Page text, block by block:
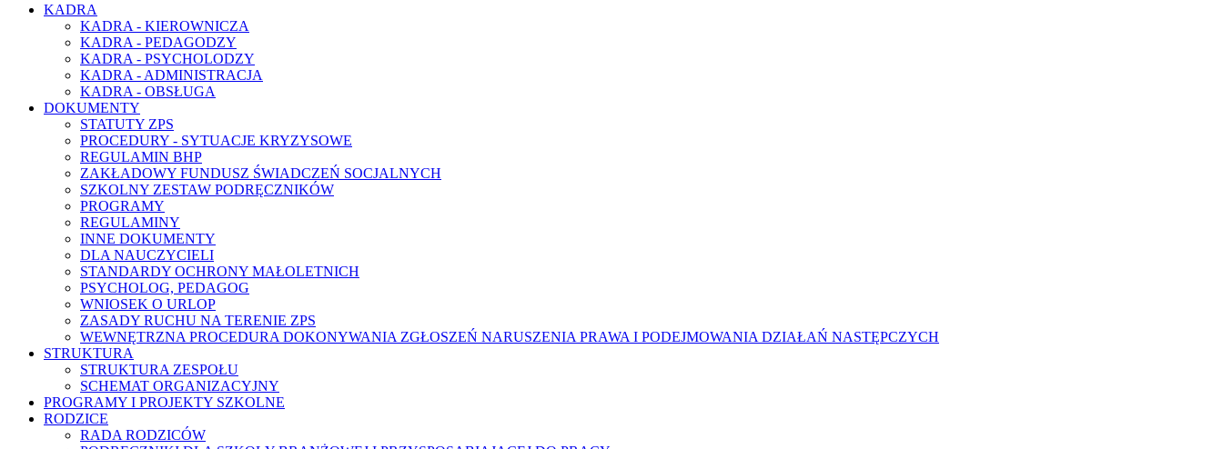
KADRA
KADRA - KIEROWNICZA
KADRA - PEDAGODZY
KADRA - PSYCHOLODZY
KADRA - ADMINISTRACJA
KADRA - OBSŁUGA
DOKUMENTY
STATUTY ZPS
PROCEDURY - SYTUACJE KRYZYSOWE
REGULAMIN BHP
ZAKŁADOWY FUNDUSZ ŚWIADCZEŃ SOCJALNYCH
SZKOLNY ZESTAW PODRĘCZNIKÓW
PROGRAMY
REGULAMINY
INNE DOKUMENTY
DLA NAUCZYCIELI
STANDARDY OCHRONY MAŁOLETNICH
PSYCHOLOG, PEDAGOG
WNIOSEK O URLOP
ZASADY RUCHU NA TERENIE ZPS
WEWNĘTRZNA PROCEDURA DOKONYWANIA ZGŁOSZEŃ NARUSZENIA PRAWA I PODEJMOWANIA DZIAŁAŃ NASTĘPCZYCH
STRUKTURA
STRUKTURA ZESPOŁU
SCHEMAT ORGANIZACYJNY
PROGRAMY I PROJEKTY SZKOLNE
RODZICE
RADA RODZICÓW